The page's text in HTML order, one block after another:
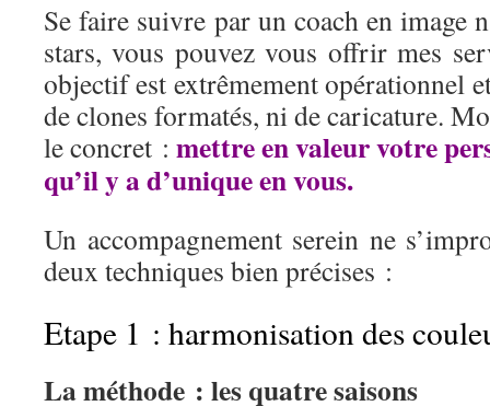
Se faire suivre par un coach en image
stars, vous pouvez vous offrir mes
objectif est extrêmement opérationnel
de clones formatés, ni de caricature.
le concret : mettre en valeur votre
qu’il y a d’unique en vous.
Un accompagnement serein ne
deux techniques bien précises :
Etape 1 : harmonisation des
La méthode : les quatre saisons